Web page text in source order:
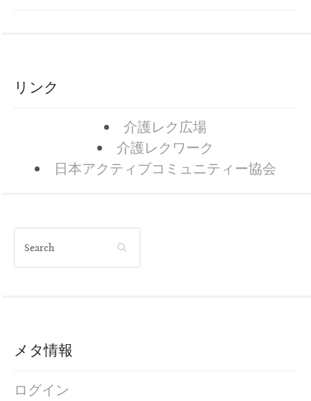
リンク
介護レク広場
介護レクワーク
日本アクティブコミュニティー協会
メタ情報
ログイン